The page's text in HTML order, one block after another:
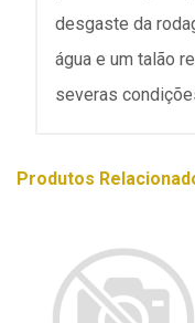
desgaste da
água e um talão
severas
Produtos